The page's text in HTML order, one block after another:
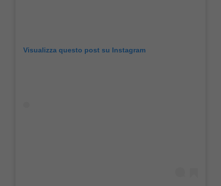
Visualizza questo post su Instagram